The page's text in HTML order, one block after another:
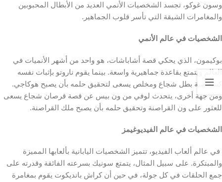
وسون غوكو، تجسد الشخصيات الأنمي العديد من الأبطال المحبوبين
والمغامرات الشيقة التي تأسر قلوب الجماهير.
الشخصيات في عالم الأنمي
بوكيمون، الذي يحكي قصة أشاباشات، هو واحد من أشهر الأنميات في
العالم ويتمتع بقاعدة جماهيرية واسعة. بينما يقوم ناروتو بإثبات نفسه
كشخصية بطل شجاع ومخلص يسعى لتحقيق حلمه بأن يصبح هوكاجي.
ومن جهة أخرى، يتحدث لوفي من ون بيس عن قصة قرصان شجاع يسعى
للعثور على ون القراصنة وتحقيق حلمه بأن يصبح ملك القراصنة.
الشخصيات في عالم الفيديوغيمز
في عالم ألعاب الفيديو، تتميز الشخصيات اليابانية بألعابها المميزة
والمبتكرة. على سبيل المثال، يتمتع سونيك بسرعته الفائقة وقدرته على
جمع الحلقات في كل جولة، في حين أن كراش بانديكوت يقوم بمغامرة